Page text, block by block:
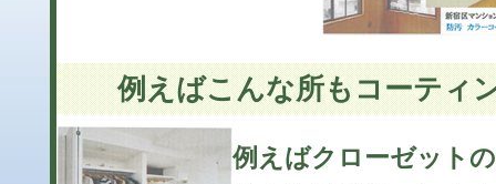
例えばこんな所もコーティ
例えばクローゼット